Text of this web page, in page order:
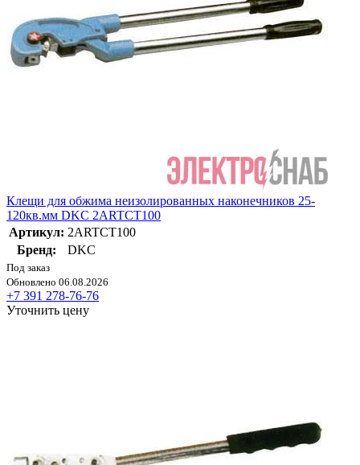
Клещи для обжима неизолированных наконечников 25-
120кв.мм DKC 2ARTCT100
Артикул: 2ARTCT100
Бренд:
DKC
Под заказ
Обновлено 06.08.2026
+7 391 278-76-76
Уточнить цену